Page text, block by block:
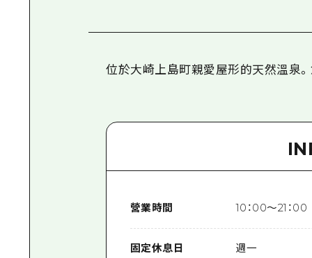
位於大崎上島町親愛屋形的天然溫泉
營業時間 10：00～21：00
固定休息日 週一